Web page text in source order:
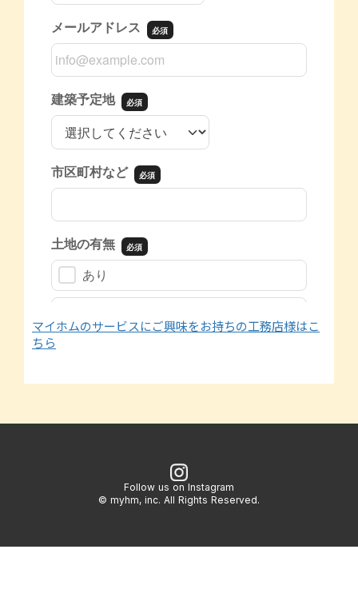
マイホムのサービスにご興味をお持ちの工務店様はこ
ちら
Follow us on Instagram
© myhm, inc. All Rights Reserved.